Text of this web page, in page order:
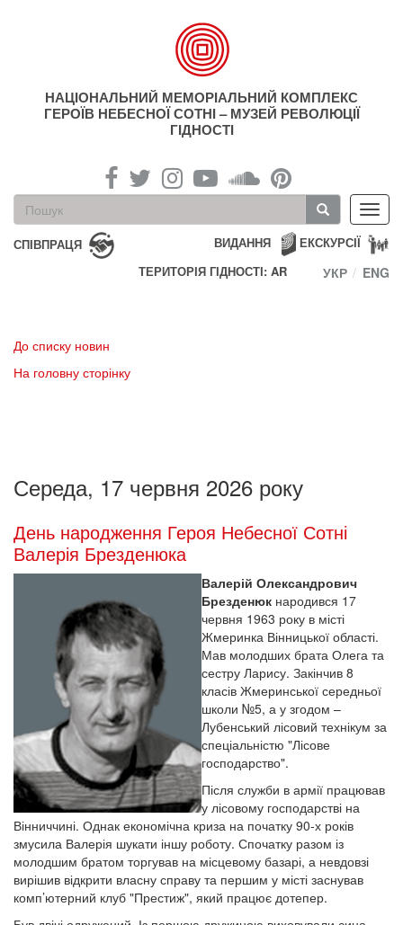
НАЦІОНАЛЬНИЙ МЕМОРІАЛЬНИЙ КОМПЛЕКС
ГЕРОЇВ НЕБЕСНОЇ СОТНІ – МУЗЕЙ РЕВОЛЮЦІЇ
ГІДНОСТІ
Пошукова
форма
Пошук
СПІВПРАЦЯ ЕКСКУРСІЇ
ВИДАННЯ
ТЕРИТОРІЯ ГІДНОСТІ: AR
УКР ENG
До списку новин
На головну сторінку
Середа, 17 червня 2026 року
День народження Героя Небесної Сотні
Валерія Брезденюка
Валерій Олександрович
Брезденюк народився 17
червня 1963 року в місті
Жмеринка Вінницької області.
Мав молодших брата Олега та
сестру Ларису. Закінчив 8
класів Жмеринської середньої
школи №5, а у згодом –
Лубенський лісовий технікум за
спеціальністю "Лісове
господарство".
Після служби в армії працював
у лісовому господарстві на
Вінниччині. Однак економічна криза на початку 90-х років
змусила Валерія шукати іншу роботу. Спочатку разом із
молодшим братом торгував на місцевому базарі, а невдовзі
вирішив відкрити власну справу та першим у місті заснував
комп’ютерний клуб "Престиж", який працює дотепер.